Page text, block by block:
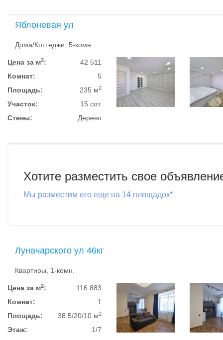
Яблоневая ул
Дома/Коттеджи, 5-комн.
Цена за м2:
42 511
Комнат:
5
Площадь:
235 м2
Участок:
15 сот.
Стены:
Дерево
Хотите разместить свое
Мы разместим его еще на 14 площадок*
Луначарского ул 46кг
Квартиры, 1-комн.
Цена за м2:
116 883
Комнат:
1
Площадь:
38.5/20/10 м2
Этаж:
1/7